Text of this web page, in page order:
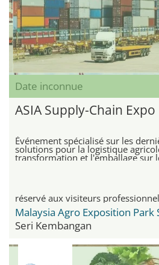
Date inconnue
ASIA Supply-Chain Expo
Événement spécialisé sur les
solutions pour la logistique
transformation et l'emballage sur
réservé aux visiteurs
Seri Kembangan